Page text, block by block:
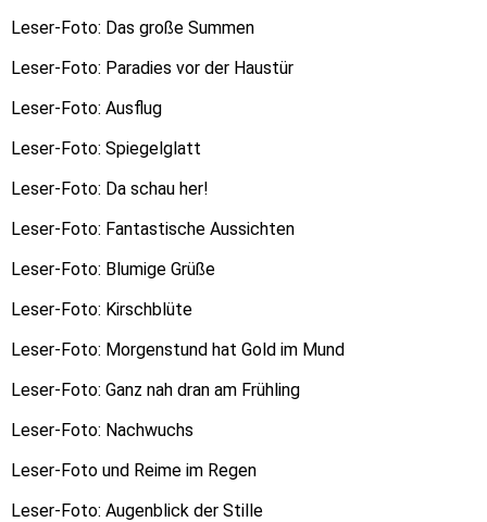
Leser-Foto: Das große Summen
Leser-Foto: Paradies vor der Haustür
Leser-Foto: Ausflug
Leser-Foto: Spiegelglatt
Leser-Foto: Da schau her!
Leser-Foto: Fantastische Aussichten
Leser-Foto: Blumige Grüße
Leser-Foto: Kirschblüte
Leser-Foto: Morgenstund hat Gold im Mund
Leser-Foto: Ganz nah dran am Frühling
Leser-Foto: Nachwuchs
Leser-Foto und Reime im Regen
Leser-Foto: Augenblick der Stille